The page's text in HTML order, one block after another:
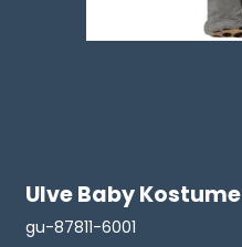
Ulve Baby Kostume
gu-87811-6001